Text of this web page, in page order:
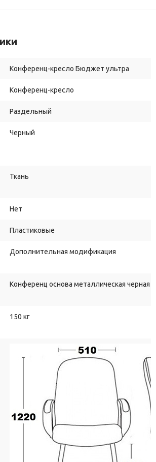
Конференц-кресло Бюджет ультра
Конференц-кресло
Раздельный
Черный
Ткань
Нет
Пластиковые
Дополнительная модификация
Конференц основа металлическая черная
150 кг